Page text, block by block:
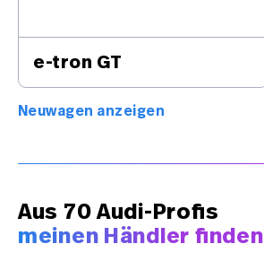
e-tron GT
Neuwagen anzeigen
Aus 70 Audi-Profis
meinen Händler finden